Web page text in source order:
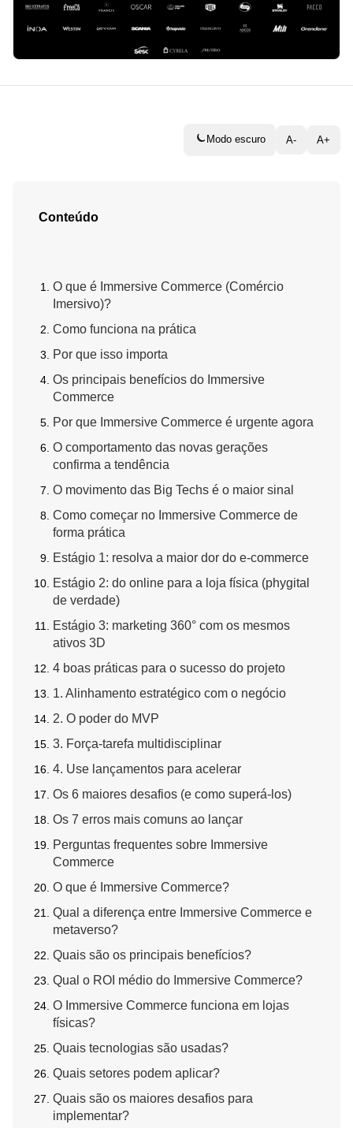
Modo escuro A- A+
Conteúdo
O que é Immersive Commerce (Comércio
Imersivo)?
Como funciona na prática
Por que isso importa
Os principais benefícios do Immersive
Commerce
Por que Immersive Commerce é urgente agora
O comportamento das novas gerações
confirma a tendência
O movimento das Big Techs é o maior sinal
Como começar no Immersive Commerce de
forma prática
Estágio 1: resolva a maior dor do e-commerce
Estágio 2: do online para a loja física (phygital
de verdade)
Estágio 3: marketing 360° com os mesmos
ativos 3D
4 boas práticas para o sucesso do projeto
1. Alinhamento estratégico com o negócio
2. O poder do MVP
3. Força-tarefa multidisciplinar
4. Use lançamentos para acelerar
Os 6 maiores desafios (e como superá-los)
Os 7 erros mais comuns ao lançar
Perguntas frequentes sobre Immersive
Commerce
O que é Immersive Commerce?
Qual a diferença entre Immersive Commerce e
metaverso?
Quais são os principais benefícios?
Qual o ROI médio do Immersive Commerce?
O Immersive Commerce funciona em lojas
físicas?
Quais tecnologias são usadas?
Quais setores podem aplicar?
Quais são os maiores desafios para
implementar?